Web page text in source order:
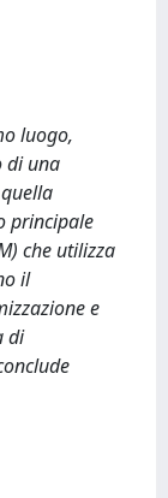
luogo,
di una
principale
che utilizza
il
e
di